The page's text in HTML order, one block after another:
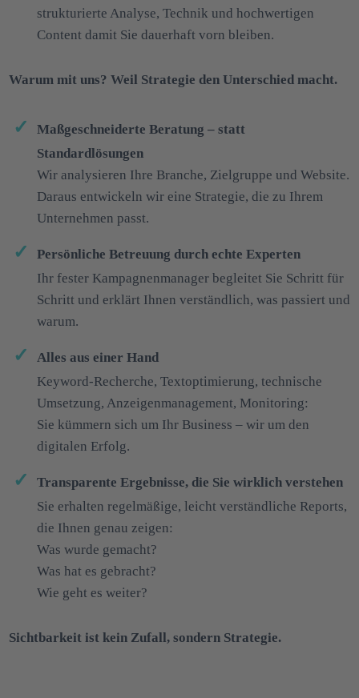
strukturierte Analyse, Technik und hochwertigen
Content damit Sie dauerhaft vorn bleiben.
Warum mit uns? Weil Strategie den Unterschied macht.
Maßgeschneiderte Beratung – statt
Standardlösungen
Wir analysieren Ihre Branche, Zielgruppe und Website.
Daraus entwickeln wir eine Strategie, die zu Ihrem
Unternehmen passt.
Persönliche Betreuung durch echte Experten
Ihr fester Kampagnenmanager begleitet Sie Schritt für
Schritt und erklärt Ihnen verständlich, was passiert und
warum.
Alles aus einer Hand
Keyword-Recherche, Textoptimierung, technische
Umsetzung, Anzeigenmanagement, Monitoring:
Sie kümmern sich um Ihr Business – wir um den
digitalen Erfolg.
Transparente Ergebnisse, die Sie wirklich verstehen
Sie erhalten regelmäßige, leicht verständliche Reports,
die Ihnen genau zeigen:
Was wurde gemacht?
Was hat es gebracht?
Wie geht es weiter?
Sichtbarkeit ist kein Zufall, sondern Strategie.